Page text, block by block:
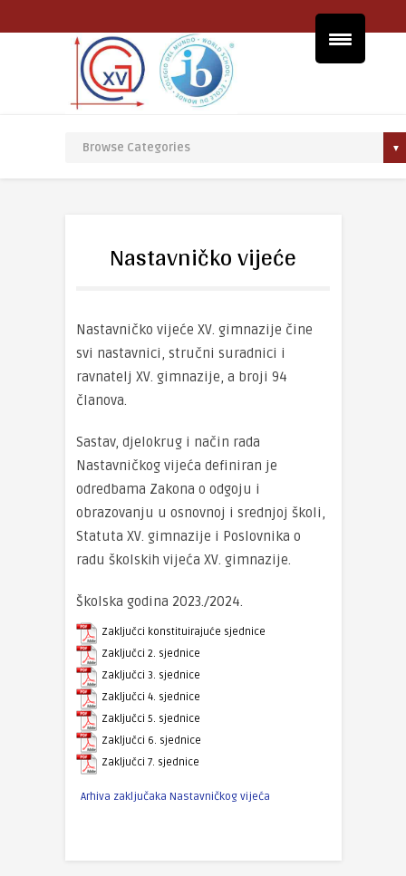
Nastavničko vijeće
Nastavničko vijeće XV. gimnazije čine
svi nastavnici, stručni suradnici i
ravnatelj XV. gimnazije, a broji 94
članova.
Sastav, djelokrug i način rada
Nastavničkog vijeća definiran je
odredbama Zakona o odgoju i
obrazovanju u osnovnoj i srednjoj školi,
Statuta XV. gimnazije i Poslovnika o
radu školskih vijeća XV. gimnazije.
Školska godina 2023./2024.
Zaključci konstituirajuće sjednice
Zaključci 2. sjednice
Zaključci 3. sjednice
Zaključci 4. sjednice
Zaključci 5. sjednice
Zaključci 6. sjednice
Zaključci 7. sjednice
Arhiva zaključaka Nastavničkog vijeća